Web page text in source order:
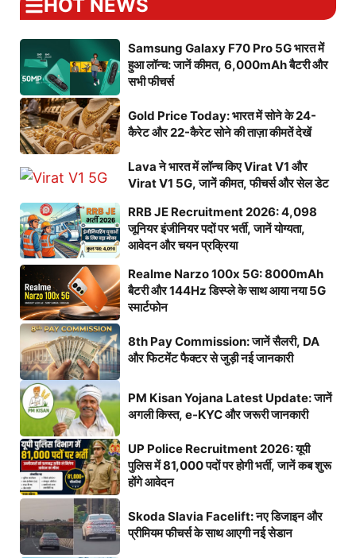
HOT NEWS
Samsung Galaxy F70 Pro 5G भारत में
हुआ लॉन्च: जानें कीमत, 6,000mAh बैटरी और
सभी फीचर्स
Gold Price Today: भारत में सोने के 24-
कैरेट और 22-कैरेट सोने की ताज़ा कीमतें देखें
Lava ने भारत में लॉन्च किए Virat V1 और
Virat V1 5G, जानें कीमत, फीचर्स और सेल डेट
RRB JE Recruitment 2026: 4,098
जूनियर इंजीनियर पदों पर भर्ती, जानें योग्यता,
आवेदन और चयन प्रक्रिया
Realme Narzo 100x 5G: 8000mAh
बैटरी और 144Hz डिस्प्ले के साथ आया नया 5G
स्मार्टफोन
8th Pay Commission: जानें सैलरी, DA
और फिटमेंट फैक्टर से जुड़ी नई जानकारी
PM Kisan Yojana Latest Update: जानें
अगली किस्त, e-KYC और जरूरी जानकारी
UP Police Recruitment 2026: यूपी
पुलिस में 81,000 पदों पर होगी भर्ती, जानें कब शुरू
होंगे आवेदन
Skoda Slavia Facelift: नए डिजाइन और
प्रीमियम फीचर्स के साथ आएगी नई सेडान